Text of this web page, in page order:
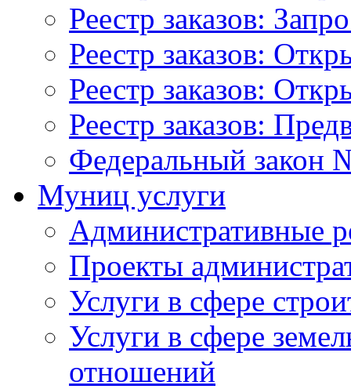
Реестр заказов:
Реестр заказов:
Реестр заказов:
Реестр заказов:
Федеральный закон
Муниц услуги
Административные
Проекты
Услуги в сфере
Услуги в сфере
отношений